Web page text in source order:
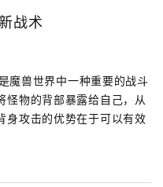
战术
魔兽世界中一种重要的战斗
怪物的背部暴露给自己，从
身攻击的优势在于可以有效